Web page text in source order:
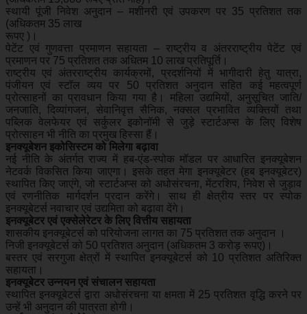
स्थायी पूंजी निवेश अनुदान – मशीनरी एवं उपकरण पर 35 प्रतिशत तक
(अधिकतम 35 लाख
रूपए )।
पेटेंट एवं गुणवत्ता प्रमाणन सहायता – राष्ट्रीय व अंतरराष्ट्रीय पेटेंट एवं
प्रमाणन पर 75 प्रतिशत तक अधितम 10 लाख प्रतिपूर्ति।
राष्ट्रीय एवं अंतरराष्ट्रीय कार्यक्रमों, प्रदर्शनियों में भागीदारी हेतु यात्रा,
पंजीयन एवं स्टॉल व्यय पर 50 प्रतिशत अनुदान सहित कई महत्वपूर्ण
प्रोत्साहनों का प्रावधान किया गया है। महिला उद्यमियों, अनुसूचित जाति/
जनजाति, दिव्यांगजन, सेवानिवृत्त सैनिक, नक्सल प्रभावित व्यक्तियों तथा
पब्लिक वेलफेयर एवं सर्कुलर इकोनॉमी से जुड़े स्टार्टअप्स के लिए विशेष
प्रोत्साहन भी नीति का प्रमुख हिस्सा हैं।
इनक्यूबेशन इकोसिस्टम को मिलेगा बढ़ावा
नई नीति के अंतर्गत राज्य में हब-एंड-स्पोक मॉडल पर आधारित इनक्यूबेशन
नेटवर्क विकसित किया जाएगा। इसके तहत मेगा इनक्यूबेटर (हब इनक्यूबेटर)
स्थापित किए जाएंगे, जो स्टार्टअप्स को अधोसंरचना, मेंटरशिप, निवेश से जुड़ाव
एवं रणनीतिक मार्गदर्शन प्रदान करेंगे। साथ ही क्षेत्रीय स्तर पर स्पोक
इनक्यूबेटर्स नवाचार एवं उद्यमिता को बढ़ावा देंगे।
इनक्यूबेटर एवं एक्सेलेरेटर के लिए वित्तीय सहायता
शासकीय इनक्यूबेटर्स को परियोजना लागत का 75 प्रतिशत तक अनुदान ।
निजी इनक्यूबेटर्स को 50 प्रतिशत अनुदान (अधिकतम 3 करोड़ रूपए)।
बस्तर एवं सरगुजा क्षेत्रों में स्थापित इनक्यूबेटर्स को 10 प्रतिशत अतिरिक्त
सहायता।
इनक्यूबेटर उन्नयन एवं संचालन सहायता
स्थापित इनक्यूबेटर्स द्वारा अधोसंरचना या क्षमता में 25 प्रतिशत वृद्धि करने पर
उन्हें भी अनुदान की पात्रता होगी।